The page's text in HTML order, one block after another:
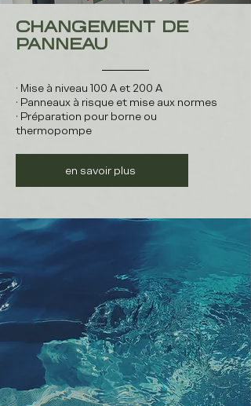
CHANGEMENT DE
PANNEAU
• Mise à niveau 100 A et 200 A
• Panneaux à risque et mise aux normes
• Préparation pour borne ou
thermopompe
en savoir plus